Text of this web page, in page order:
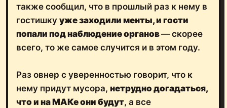
также сообщил, что в прошлый раз к нему в
гостишку уже заходили менты, и гости
попали под наблюдение органов— скорее
всего, то же самое случится и в этом году.
Раз овнер с уверенностью говорит, что к
нему придут мусора, нетрудно догадаться,
что и на МАКе они будут, а все